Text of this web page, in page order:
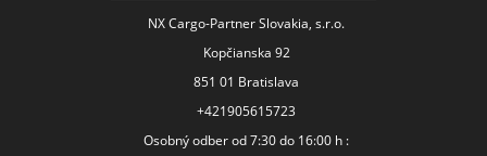
NX Cargo-Partner Slovakia, s.r.o.
Kopčianska 92
851 01 Bratislava
+421905615723
Osobný odber od 7:30 do 16:00 h :